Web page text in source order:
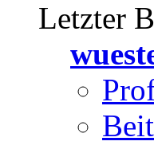
Letzter